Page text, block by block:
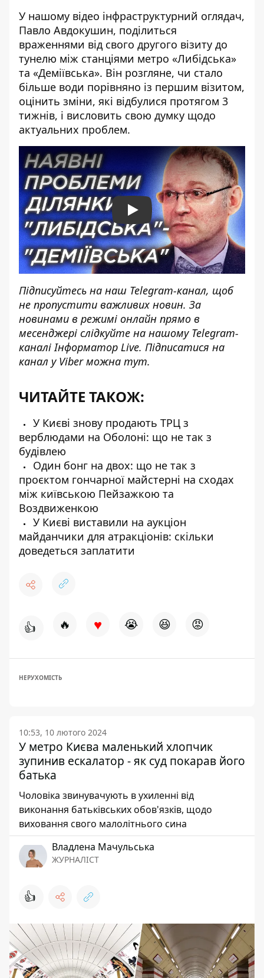
У нашому відео інфраструктурний оглядач,
Павло Авдокушин, поділиться
враженнями від свого другого візиту до
тунелю між станціями метро «Либідська»
та «Деміївська». Він розгляне, чи стало
більше води порівняно із першим візитом,
оцінить зміни, які відбулися протягом 3
тижнів, і висловить свою думку щодо
актуальних проблем.
Play
Підписуйтесь на наш Telegram-канал, щоб
не пропустити важливих новин. За
новинами в режимі онлайн прямо в
месенджері слідкуйте на нашому Telegram-
каналіІнформатор Live. Підписатися на
канал у Viber можна тут.
ЧИТАЙТЕ ТАКОЖ:
У Києві знову продають ТРЦ з
верблюдами на Оболоні: що не так з
будівлею
Один бонг на двох: що не так з
проєктом гончарної майстерні на сходах
між київською Пейзажкою та
Воздвиженкою
У Києві виставили на аукціон
майданчики для атракціонів: скільки
доведеться заплатити
👍 🔥 ♥ 😭 😆 😡
НЕРУХОМІСТЬ
10:53, 10 лютого 2024
У метро Києва маленький хлопчик
зупинив ескалатор - як суд покарав його
батька
Чоловіка звинувачують в ухиленні від
виконання батьківських обов'язків, щодо
виховання свого малолітнього сина
Владлена Мачульська
ЖУРНАЛІСТ
👍